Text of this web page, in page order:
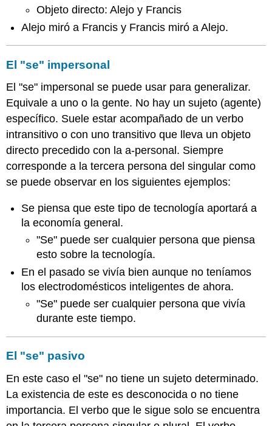
Objeto directo: Alejo y Francis
Alejo miró a Francis y Francis miró a Alejo.
El "se" impersonal
El "se" impersonal se puede usar para generalizar.
Equivale a uno o la gente. No hay un sujeto (agente)
específico. Suele estar acompañado de un verbo
intransitivo o con uno transitivo que lleva un objeto
directo precedido con la a-personal. Siempre
corresponde a la tercera persona del singular como
se puede observar en los siguientes ejemplos:
Se piensa que este tipo de tecnología aportará a
la economía general.
"Se" puede ser cualquier persona que piensa
esto sobre la tecnología.
En el pasado se vivía bien aunque no teníamos
los electrodomésticos inteligentes de ahora.
"Se" puede ser cualquier persona que vivía
durante este tiempo.
El "se" pasivo
En este caso el "se" no tiene un sujeto determinado.
La existencia de este es desconocida o no tiene
importancia. El verbo que le sigue solo se encuentra